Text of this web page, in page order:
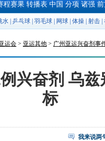
程赛果 转播表 中国 分项 诸强
水 乒乓球 羽毛球 网球 体操 射击
运会 > 亚运其他 > 广州亚运兴奋剂事
兴奋剂 乌
标
我来说两